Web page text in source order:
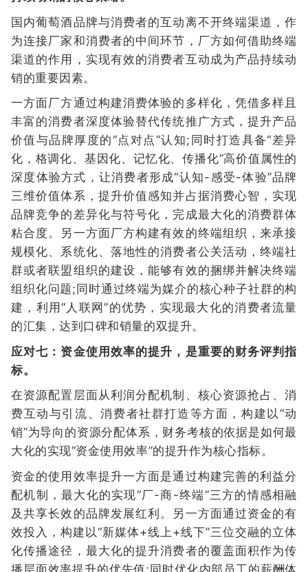
国内葡萄酒品牌与消费者的互动离不开终端渠道，作
为连接厂家和消费者的中间环节，厂方如何借助终端
渠道的作用，实现有效的消费者互动成为产品持续动
销的重要因素。
一方面厂方通过构建消费体验的多样化，凭借多样且
丰富的消费者深度体验替代传统推广方式，提升产品
价值与品牌厚度的“点对点”认知;同时打造具备“差异
化，格调化、基因化、记忆化、传播化”高价值属性的
深度体验方式，让消费者形成“认知-感受-体验”品牌
三维价值体系，提升价值感知并占据消费心智，实现
品牌竞争的差异化与符号化，完成最大化的消费群体
粘合度。另一方面厂方构建有效的终端组织，来承接
规模化、系统化、落地性的消费者公关活动，终端社
群或者联盟组织的建设，能够有效的捆绑并解决终端
组织化问题;同时通过终端为媒介的核心种子社群的构
建，利用“人联网”的优势，实现最大化的消费者流量
的汇集，达到口碑和销量的双提升。
应对七：资金使用效率的提升，是重要的财务评判指
标。
在资源配置层面从利润分配机制、核心资源抢占、消
费互动与引流、消费者社群打造等方面，构建以“动
销”为导向的资源分配体系，财务考核的依据是如何最
大化的实现“资金使用效率”的提升作为核心指标。
资金的使用效率提升一方面是通过构建完善的利益分
配机制，最大化的实现“厂-商-终端”三方的情感相融
及共享长效的品牌发展红利。另一方面通过资金的有
效投入，构建以“新媒体+线上+线下”三位交融的立体
化传播途径，最大化的提升消费者的覆盖面积作为传
播层面效率提升的优先值;同时优化内部员工的薪酬体